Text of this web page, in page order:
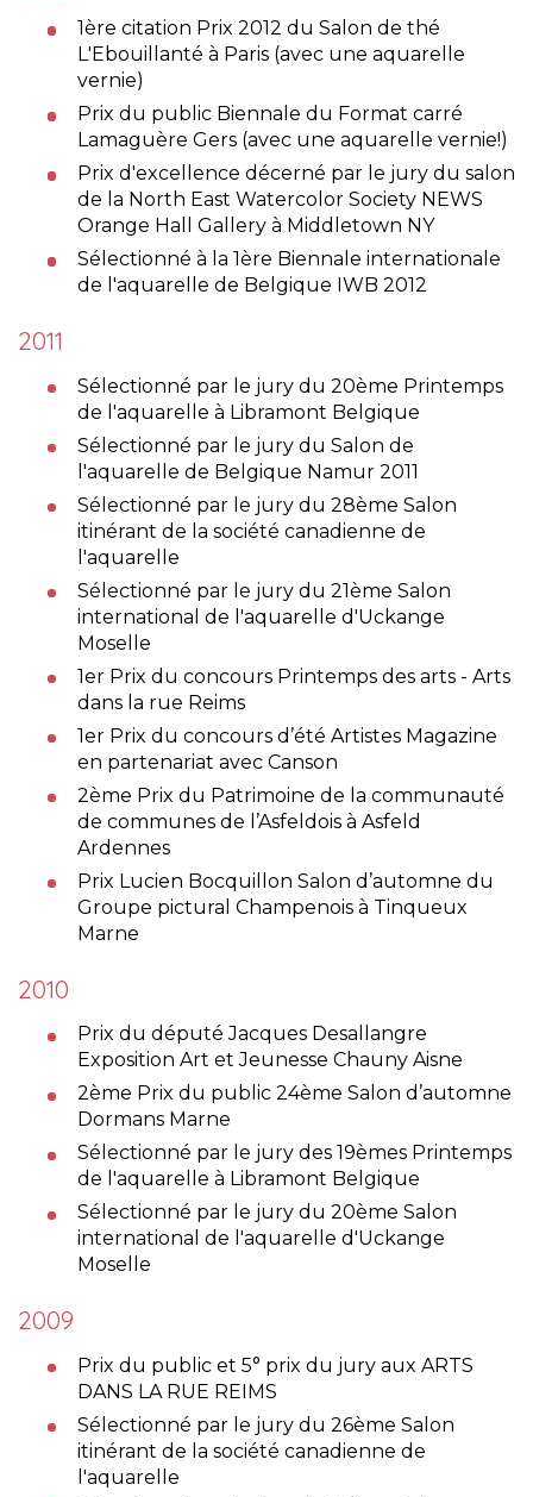
1ère citation Prix 2012 du Salon de thé
L'Ebouillanté à Paris (avec une aquarelle
vernie)
Prix du public Biennale du Format carré
Lamaguère Gers (avec une aquarelle vernie!)
Prix d'excellence décerné par le jury du salon
de la North East Watercolor Society NEWS
Orange Hall Gallery à Middletown NY
Sélectionné à la 1ère Biennale internationale
de l'aquarelle de Belgique IWB 2012
2011
Sélectionné par le jury du 20ème Printemps
de l'aquarelle à Libramont Belgique
Sélectionné par le jury du Salon de
l'aquarelle de Belgique Namur 2011
Sélectionné par le jury du 28ème Salon
itinérant de la société canadienne de
l'aquarelle
Sélectionné par le jury du 21ème Salon
international de l'aquarelle d'Uckange
Moselle
1er Prix du concours Printemps des arts - Arts
dans la rue Reims
1er Prix du concours d’été Artistes Magazine
en partenariat avec Canson
2ème Prix du Patrimoine de la communauté
de communes de l’Asfeldois à Asfeld
Ardennes
Prix Lucien Bocquillon Salon d’automne du
Groupe pictural Champenois à Tinqueux
Marne
2010
Prix du député Jacques Desallangre
Exposition Art et Jeunesse Chauny Aisne
2ème Prix du public 24ème Salon d’automne
Dormans Marne
Sélectionné par le jury des 19èmes Printemps
de l'aquarelle à Libramont Belgique
Sélectionné par le jury du 20ème Salon
international de l'aquarelle d'Uckange
Moselle
2009
Prix du public et 5° prix du jury aux ARTS
DANS LA RUE REIMS
Sélectionné par le jury du 26ème Salon
itinérant de la société canadienne de
l'aquarelle